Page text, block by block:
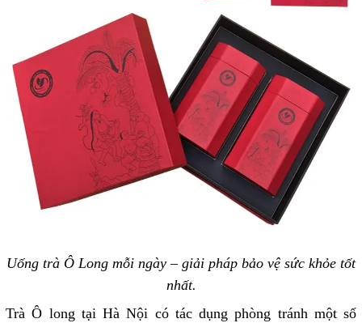
Uống trà Ô Long mỗi ngày – giải pháp bảo vệ sức khỏe tốt
nhất.
Trà Ô long tại Hà Nội có tác dụng phòng tránh một số